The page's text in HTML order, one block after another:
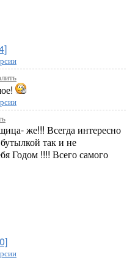
же!!! Всегда интересно
так и не
Годом !!!! Всего самого